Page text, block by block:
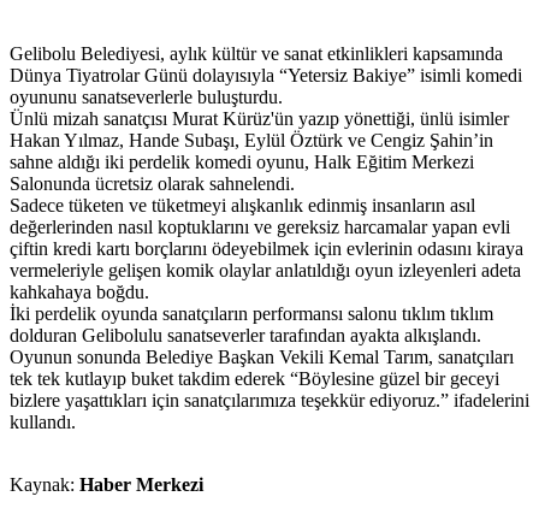
Gelibolu Belediyesi, aylık kültür ve sanat etkinlikleri kapsamında
Dünya Tiyatrolar Günü dolayısıyla “Yetersiz Bakiye” isimli komedi
oyununu sanatseverlerle buluşturdu.
Ünlü mizah sanatçısı Murat Kürüz'ün yazıp yönettiği, ünlü isimler
Hakan Yılmaz, Hande Subaşı, Eylül Öztürk ve Cengiz Şahin’in
sahne aldığı iki perdelik komedi oyunu, Halk Eğitim Merkezi
Salonunda ücretsiz olarak sahnelendi.
Sadece tüketen ve tüketmeyi alışkanlık edinmiş insanların asıl
değerlerinden nasıl koptuklarını ve gereksiz harcamalar yapan evli
çiftin kredi kartı borçlarını ödeyebilmek için evlerinin odasını kiraya
vermeleriyle gelişen komik olaylar anlatıldığı oyun izleyenleri adeta
kahkahaya boğdu.
İki perdelik oyunda sanatçıların performansı salonu tıklım tıklım
dolduran Gelibolulu sanatseverler tarafından ayakta alkışlandı.
Oyunun sonunda Belediye Başkan Vekili Kemal Tarım, sanatçıları
tek tek kutlayıp buket takdim ederek “Böylesine güzel bir geceyi
bizlere yaşattıkları için sanatçılarımıza teşekkür ediyoruz.” ifadelerini
kullandı.
Kaynak: Haber Merkezi